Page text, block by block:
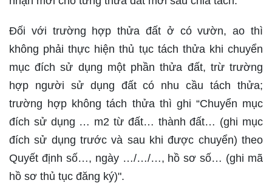
Đối với trường hợp thửa đất ở có vườn, ao thì
không phải thực hiện thủ tục tách thửa khi chuyển
mục đích sử dụng một phần thửa đất, trừ trường
hợp người sử dụng đất có nhu cầu tách thửa;
trường hợp không tách thửa thì ghi “Chuyển mục
đích sử dụng … m2 từ đất… thành đất… (ghi mục
đích sử dụng trước và sau khi được chuyển) theo
Quyết định số…, ngày …/…/…, hồ sơ số… (ghi mã
hồ sơ thủ tục đăng ký)".